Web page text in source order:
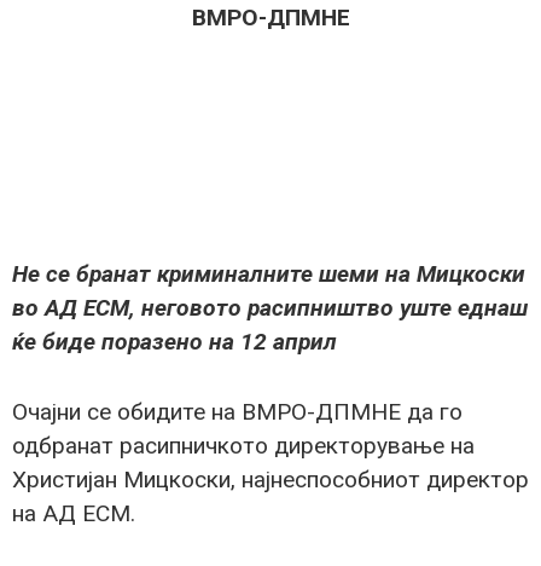
ВМРО-ДПМНЕ
Не се бранат криминалните шеми на Мицкоски
во АД ЕСМ, неговото расипништво уште еднаш
ќе биде поразено на 12 април
Очајни се обидите на ВМРО-ДПМНЕ да го
одбранат расипничкото директорување на
Христијан Мицкоски, најнеспособниот директор
на АД ЕСМ.